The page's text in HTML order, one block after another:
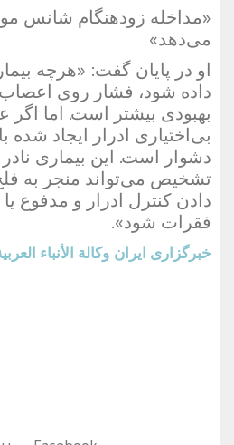
«مداخله زودهنگام شانس
می‌دهد»
او در پایان گفت: «هرچه
داده شود، فشار روی
بهبودی بیشتر است. اما اگر
بی‌اختیاری ادرار ایجاد شده
دشوار است. این بیماری
تشخیص می‌تواند منجر به
دادن کنترل ادرار و مدفوع
فقرات شود».
خبرگزاری ایران وكالة الأنباء